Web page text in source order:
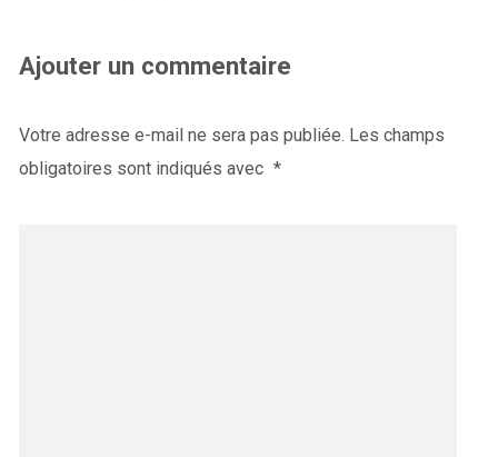
Ajouter un commentaire
Votre adresse e-mail ne sera pas publiée. Les champs
obligatoires sont indiqués avec *